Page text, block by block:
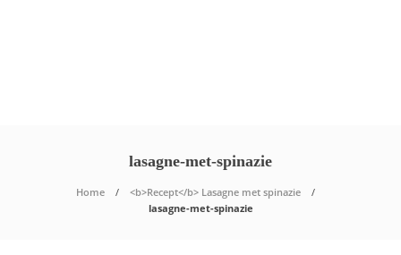
lasagne-met-spinazie
Home
<b>Recept</b> Lasagne met spinazie
lasagne-met-spinazie